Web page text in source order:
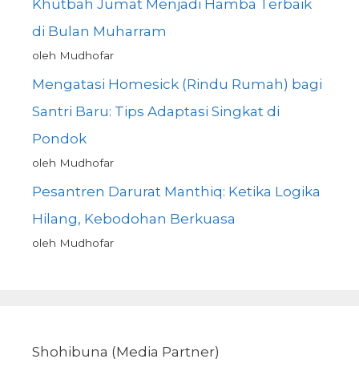
Khutbah Jumat Menjadi Hamba Terbaik
di Bulan Muharram
oleh Mudhofar
Mengatasi Homesick (Rindu Rumah) bagi
Santri Baru: Tips Adaptasi Singkat di
Pondok
oleh Mudhofar
Pesantren Darurat Manthiq: Ketika Logika
Hilang, Kebodohan Berkuasa
oleh Mudhofar
Shohibuna (Media Partner)